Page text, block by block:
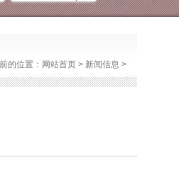
的位置： 网站首页 > 新闻信息 >